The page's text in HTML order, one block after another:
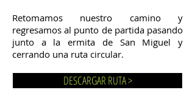
Retomamos nuestro camino y
regresamos al punto de partida pasando
junto a la ermita de San Miguel y
cerrando una ruta circular.
DESCARGAR RUTA >